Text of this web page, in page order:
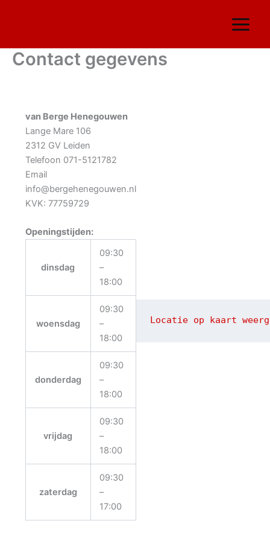
inhoudContact gegevens
van Berge Henegouwen
Lange Mare 106
2312 GV Leiden
Telefoon 071-5121782
Email
info@bergehenegouwen.nl
KVK: 77759729
Openingstijden:
dinsdag
09:30
–
18:00
woensdag
09:30
–
18:00
donderdag
09:30
–
18:00
vrijdag
09:30
–
18:00
zaterdag
09:30
–
17:00
Locatie op kaart